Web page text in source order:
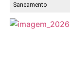
Saneamento